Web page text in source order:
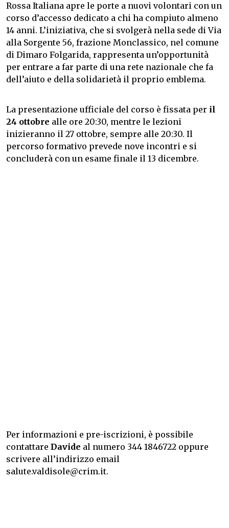
Rossa Italiana apre le porte a nuovi volontari con un
corso d’accesso dedicato a chi ha compiuto almeno
14 anni. L’iniziativa, che si svolgerà nella sede di Via
alla Sorgente 56, frazione Monclassico, nel comune
di Dimaro Folgarida, rappresenta un’opportunità
per entrare a far parte di una rete nazionale che fa
dell’aiuto e della solidarietà il proprio emblema.
La presentazione ufficiale del corso è fissata per il
24 ottobre alle ore 20:30, mentre le lezioni
inizieranno il 27 ottobre, sempre alle 20:30. Il
percorso formativo prevede nove incontri e si
concluderà con un esame finale il 13 dicembre.
Per informazioni e pre-iscrizioni, è possibile
contattare Davide al numero 344 1846722 oppure
scrivere all’indirizzo email
salute.valdisole@crim.it.